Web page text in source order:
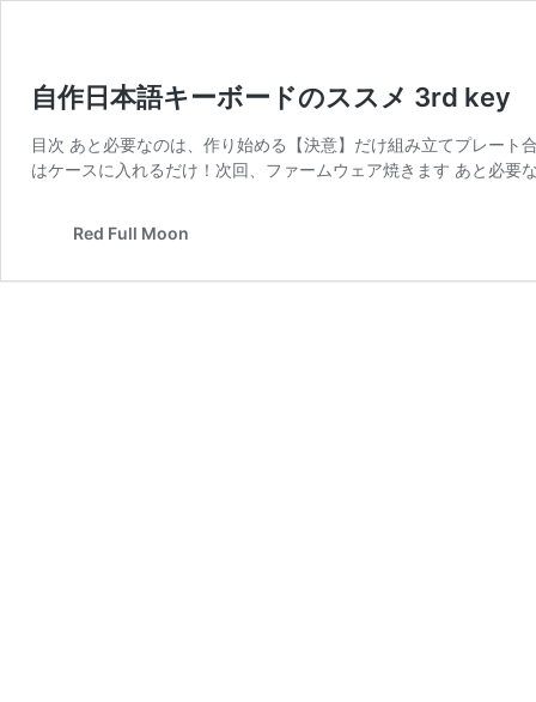
自作日本語キーボードのススメ 3rd key
目次 あと必要なのは、作り始める【決意】だけ組み立てプレー
はケースに入れるだけ！次回、ファームウェア焼きます あと必
Red Full Moon